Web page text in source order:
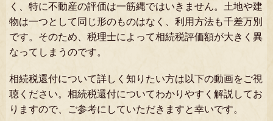
く、特に不動産の評価は一筋縄ではいきません。土地や建
物は一つとして同じ形のものはなく、利用方法も千差万別
です。そのため、税理士によって相続税評価額が大きく異
なってしまうのです。
相続税還付について詳しく知りたい方は以下の動画をご視
聴ください。相続税還付についてわかりやすく解説してお
りますので、ご参考にしていただきますと幸いです。